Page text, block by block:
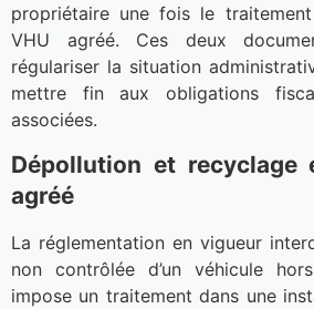
propriétaire une fois le
VHU agréé. Ces deux
régulariser la situation
mettre fin aux obligations
associées.
Dépollution et recyclage
agréé
La réglementation en vigueur
non contrôlée d’un véhicule
impose un traitement dans une